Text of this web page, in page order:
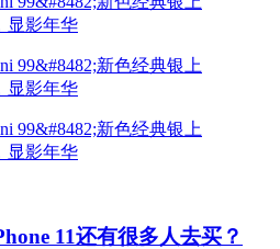
11还有很多人去买？